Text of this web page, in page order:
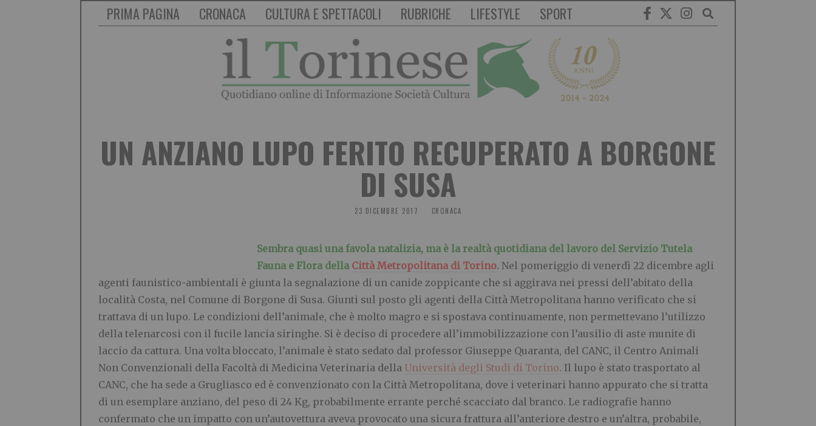
PRIMA PAGINA CRONACA CULTURA E SPETTACOLI RUBRICHE LIFESTYLE SPORT
UN ANZIANO LUPO FERITO RECUPERATO A BORGONE
DI SUSA
23 DICEMBRE 2017 CRONACA
Sembra quasi una favola natalizia, ma è la realtà quotidiana del lavoro del Servizio Tutela
Fauna e Flora della Città Metropolitana di Torino. Nel pomeriggio di venerdì 22 dicembre agli
agenti faunistico-ambientali è giunta la segnalazione di un canide zoppicante che si aggirava nei pressi dell’abitato della
località Costa, nel Comune di Borgone di Susa. Giunti sul posto gli agenti della Città Metropolitana hanno verificato che si
trattava di un lupo. Le condizioni dell’animale, che è molto magro e si spostava continuamente, non permettevano l’utilizzo
della telenarcosi con il fucile lancia siringhe. Si è deciso di procedere all’immobilizzazione con l’ausilio di aste munite di
laccio da cattura. Una volta bloccato, l’animale è stato sedato dal professor Giuseppe Quaranta, del CANC, il Centro Animali
Non Convenzionali della Facoltà di Medicina Veterinaria della Università degli Studi di Torino. Il lupo è stato trasportato al
CANC, che ha sede a Grugliasco ed è convenzionato con la Città Metropolitana, dove i veterinari hanno appurato che si tratta
di un esemplare anziano, del peso di 24 Kg, probabilmente errante perché scacciato dal branco. Le radiografie hanno
confermato che un impatto con un’autovettura aveva provocato una sicura frattura all’anteriore destro e un’altra, probabile,